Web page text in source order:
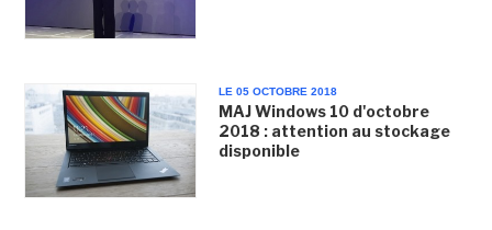
LE 05 OCTOBRE 2018
MAJ Windows 10 d'octobre
2018 : attention au stockage
disponible